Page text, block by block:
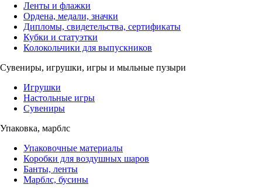
Ленты и флажки
Ордена, медали, значки
Дипломы, свидетельства, сертификаты
Кубки и статуэтки
Колокольчики для выпускников
Сувениры, игрушки, игры и мыльные пузыри
Игрушки
Настольные игры
Сувениры
Упаковка, марблс
Упаковочные материалы
Коробки для воздушных шаров
Банты, ленты
Марблс, бусины